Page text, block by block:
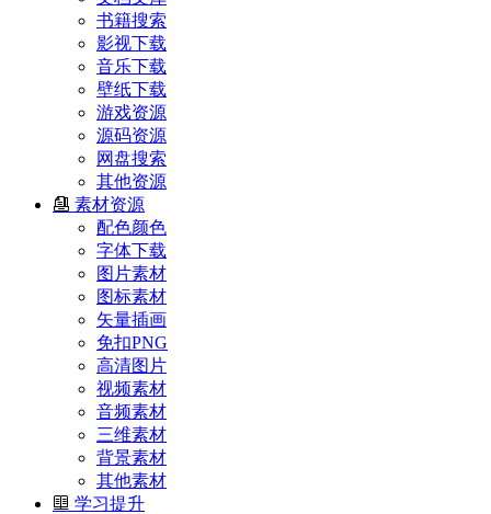
书籍搜索
影视下载
音乐下载
壁纸下载
游戏资源
源码资源
网盘搜索
其他资源
素材资源
配色颜色
字体下载
图片素材
图标素材
矢量插画
免扣PNG
高清图片
视频素材
音频素材
三维素材
背景素材
其他素材
学习提升